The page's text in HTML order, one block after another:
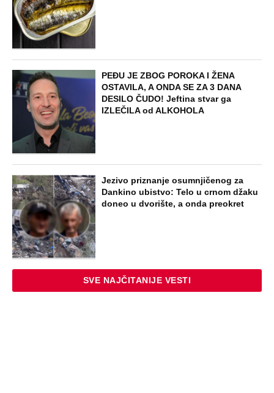
PEĐU JE ZBOG POROKA I ŽENA
OSTAVILA, A ONDA SE ZA 3 DANA
DESILO ČUDO! Jeftina stvar ga
IZLEČILA od ALKOHOLA
Jezivo priznanje osumnjičenog za
Dankino ubistvo: Telo u crnom džaku
doneo u dvorište, a onda preokret
SVE NAJČITANIJE VESTI